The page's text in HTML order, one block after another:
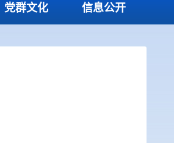
党群文化 信息公开